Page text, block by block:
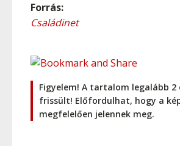
Forrás:
Családinet
Figyelem! A tartalom legalább 2
frissült! Előfordulhat, hogy a
megfelelően jelennek meg.